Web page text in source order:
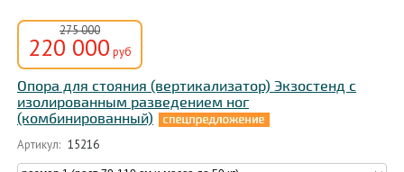
275 000
220 000 руб
Опора для стояния (вертикализатор) Экзостенд с
изолированным разведением ног
(комбинированный)
Артикул: 15216